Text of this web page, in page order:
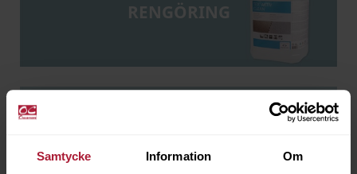
Samtycke Information Om
RENGÖRING
OLJA